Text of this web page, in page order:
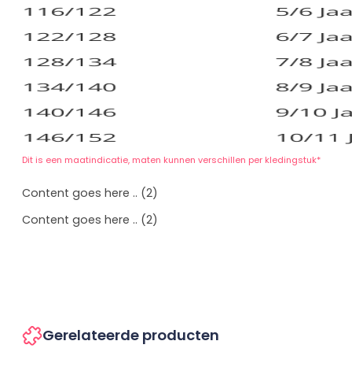
Dit is een maatindicatie, maten kunnen verschillen per kledingstuk*
Content goes here .. (2)
Content goes here .. (2)
Gerelateerde producten